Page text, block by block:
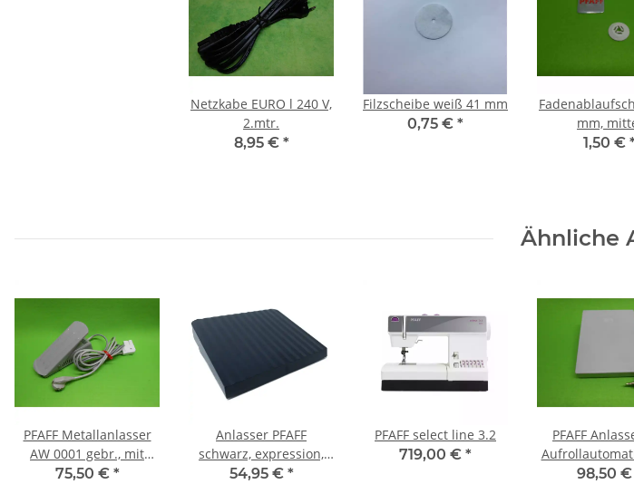
Netzkabe EURO l 240 V,
2.mtr.
8,95 € *
Filzscheibe weiß 41 mm
0,75 € *
mm,
1,50 €
Ähnliche
PFAFF Metallanlasser
AW 0001 gebr., mit
Winkelstecker
75,50 € *
Anlasser PFAFF
schwarz, expression,
performance, creative
54,95 € *
PFAFF select line 3.2
719,00 € *
PFAFF
gebr. Typ
98,50 €